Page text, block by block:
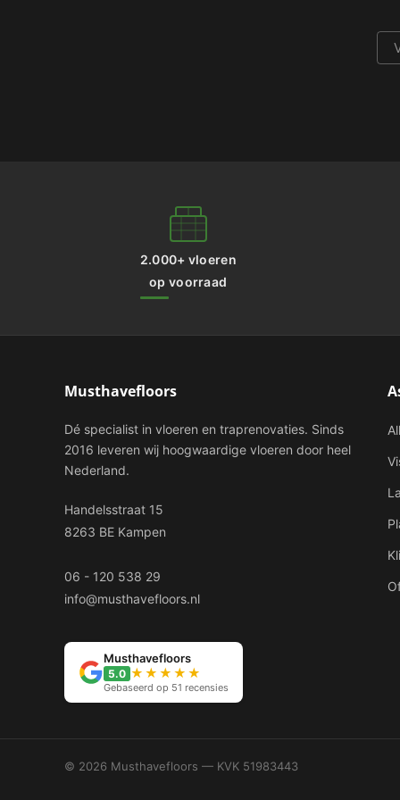
2.000+ vloeren
op voorraad
Musthavefloors
Dé specialist in vloeren en traprenovaties. Sinds
2016 leveren wij hoogwaardige vloeren door heel
Nederland.
Handelsstraat 15
8263 BE Kampen
06 - 120 538 29
info@musthavefloors.nl
Musthavefloors
5.0 ★★★★★
Gebaseerd op 51 recensies
© 2026 Musthavefloors — KVK 51983443